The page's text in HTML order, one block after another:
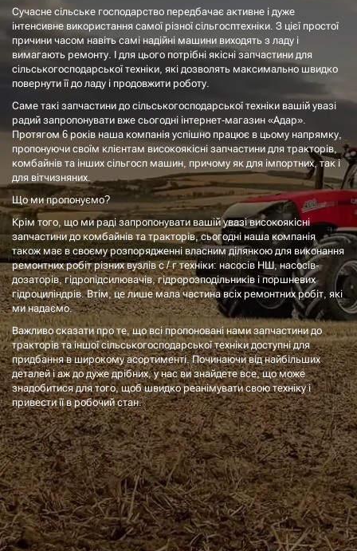
Сучасне сільське господарство передбачає активне і дуже
інтенсивне використання самої різної сільгосптехніки. З цієї простої
причини часом навіть самі надійні машини виходять з ладу і
вимагають ремонту. І для цього потрібні якісні запчастини для
сільськогосподарської техніки, які дозволять максимально швидко
повернути її до ладу і продовжити роботу.
Саме такі запчастини до сільськогосподарської техніки вашій увазі
радий запропонувати вже сьогодні інтернет-магазин «Адар».
Протягом 6 років наша компанія успішно працює в цьому напрямку,
пропонуючи своїм клієнтам високоякісні запчастини для тракторів,
комбайнів та інших сільгосп машин, причому як для імпортних, так і
для вітчизняних.
Що ми пропонуємо?
Крім того, що ми раді запропонувати вашій увазі високоякісні
запчастини до комбайнів та тракторів, сьогодні наша компанія
також має в своєму розпорядженні власним ділянкою для виконання
ремонтних робіт різних вузлів с / г техніки: насосів НШ, насосів-
дозаторів, гідропідсилювачів, гідророзподільників і поршневих
гідроциліндрів. Втім, це лише мала частина всіх ремонтних робіт, які
ми надаємо.
Важливо сказати про те, що всі пропоновані нами запчастини до
тракторів та іншої сільськогосподарської техніки доступні для
придбання в широкому асортименті. Починаючи від найбільших
деталей і аж до дуже дрібних, у нас ви знайдете все, що може
знадобитися для того, щоб швидко реанімувати свою техніку і
привести її в робочий стан.